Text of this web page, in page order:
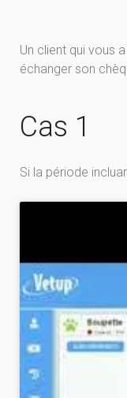
Un client qui vous
échanger son
Cas 1
Si la période